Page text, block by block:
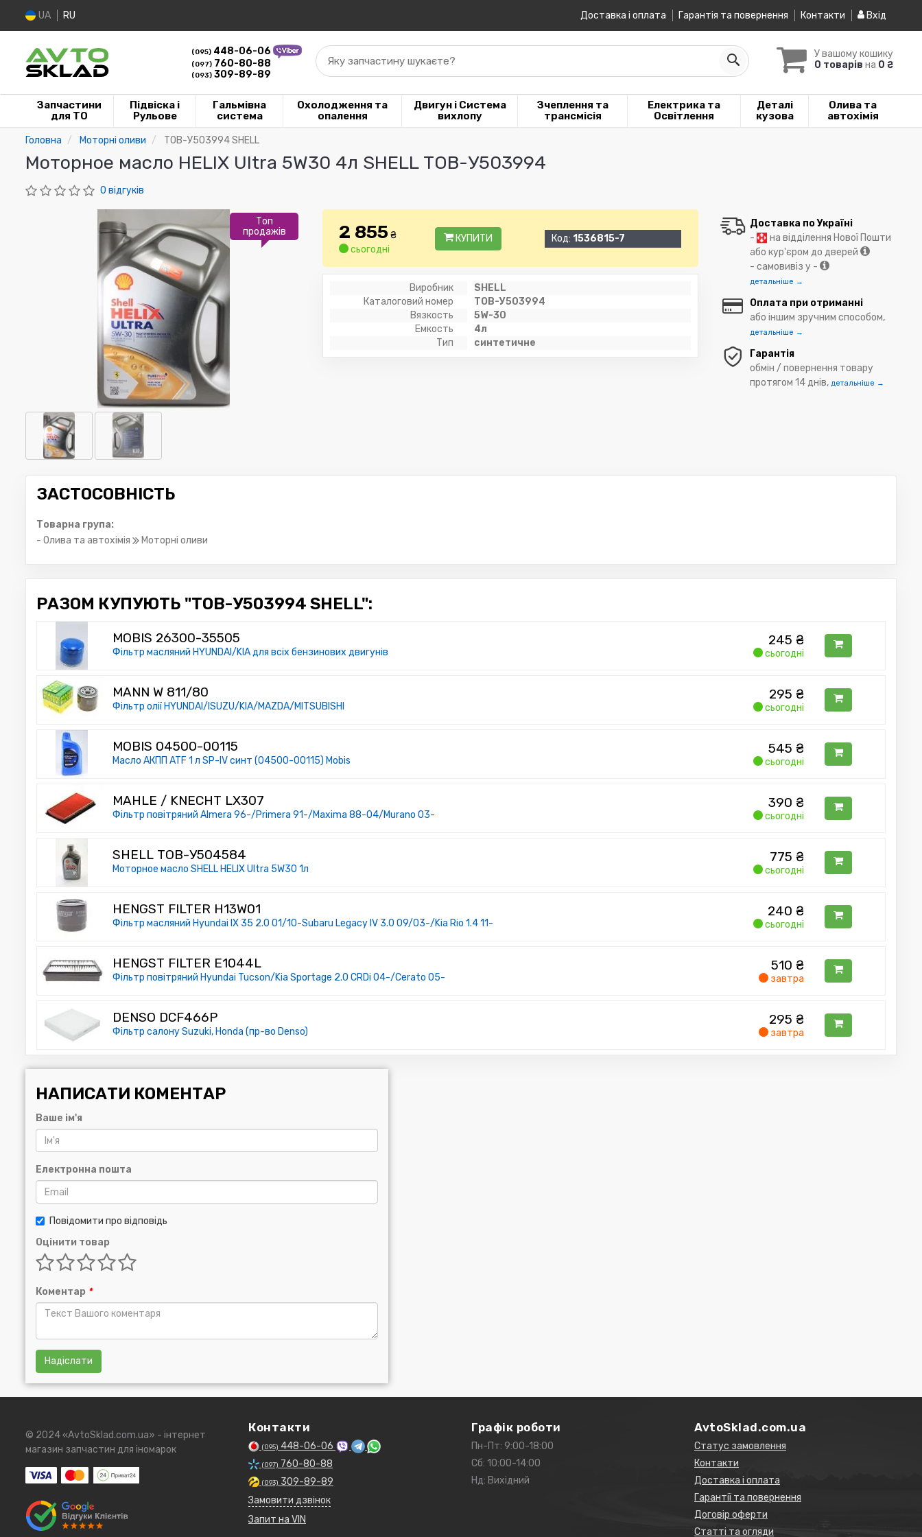
UA RU Доставка і оплата Гарантія та повернення Контакти Вхід
(095) 448-06-06
(097) 760-80-88
(093) 309-89-89
У вашому кошику
0 товарів на 0 ₴
Яку запчастину шукаєте?
Запчастини
для ТО
Підвіска і
Рульове
Гальмівна
система
Охолодження та
опалення
Двигун і Система
вихлопу
Зчеплення та
трансмісія
Електрика та
Освітлення
Деталі
кузова
Олива та
автохімія
Головна Моторні оливи ТОВ-У503994 SHELL
Моторное масло HELIX Ultra 5W30 4л SHELL ТОВ-У503994
0 відгуків
Топ
продажів
2 855₴
сьогодні
КУПИТИ Код: 1536815-7
Виробник
SHELL
Каталоговий номер
ТОВ-У503994
Вязкость
5W-30
Емкость
4л
Тип
синтетичне
Доставка по Україні
-
на відділення Нової Пошти
або кур'єром до дверей
- самовивіз у -
детальніше →
Оплата при отриманні
або іншим зручним способом,
детальніше →
Гарантія
обмін / повернення товару
протягом 14 днів, детальніше →
ЗАСТОСОВНІСТЬ
Товарна група:
- Олива та автохімія
Моторні оливи
РАЗОМ КУПУЮТЬ "ТОВ-У503994 SHELL":
MOBIS 26300-35505
Фільтр масляний HYUNDAI/KIA для всіх бензинових двигунів
245 ₴
сьогодні
MANN W 811/80
Фільтр олії HYUNDAI/ISUZU/KIA/MAZDA/MITSUBISHI
295 ₴
сьогодні
MOBIS 04500-00115
Масло АКПП ATF 1 л SP-IV синт (04500-00115) Mobis
545 ₴
сьогодні
MAHLE / KNECHT LX307
Фільтр повітряний Almera 96-/Primera 91-/Maxima 88-04/Murano 03-
390 ₴
сьогодні
SHELL ТОВ-У504584
Моторное масло SHELL HELIX Ultra 5W30 1л
775 ₴
сьогодні
HENGST FILTER H13W01
Фільтр масляний Hyundai IX 35 2.0 01/10-Subaru Legacy IV 3.0 09/03-/Kia Rio 1.4 11-
240 ₴
сьогодні
HENGST FILTER E1044L
Фільтр повітряний Hyundai Tucson/Kia Sportage 2.0 CRDi 04-/Cerato 05-
510 ₴
завтра
DENSO DCF466P
Фільтр салону Suzuki, Honda (пр-во Denso)
295 ₴
завтра
НАПИСАТИ КОМЕНТАР
Ваше ім'я
Електронна пошта
Повідомити про відповідь
Оцінити товар
Коментар *
Надіслати
© 2024 «AvtoSklad.com.ua» - інтернет
магазин запчастин для іномарок
Контакти
(095) 448-06-06
(097) 760-80-88
(093) 309-89-89
Замовити дзвінок
Запит на VIN
Графік роботи
Пн-Пт: 9:00-18:00
Сб: 10:00-14:00
Нд: Вихідний
AvtoSklad.com.ua
Статус замовлення
Контакти
Доставка і оплата
Гарантії та повернення
Договір оферти
Статті та огляди